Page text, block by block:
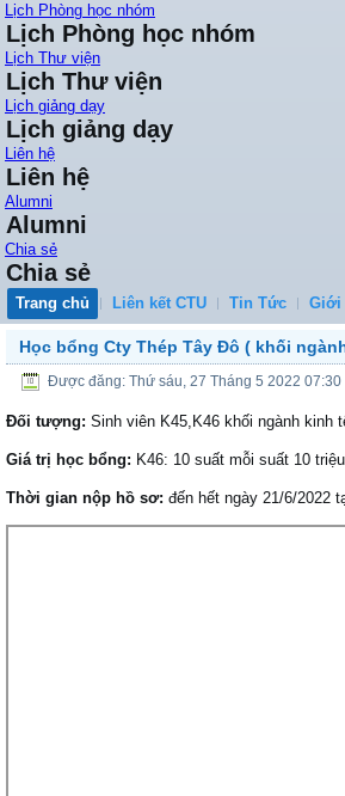
Lịch Phòng học nhóm
Lịch Phòng học nhóm
Lịch Thư viện
Lịch Thư viện
Lịch giảng dạy
Lịch giảng dạy
Liên hệ
Liên hệ
Alumni
Alumni
Chia sẻ
Chia sẻ
Trang chủ Liên kết CTU Tin Tức Giới
Học bổng Cty Thép Tây Đô ( khối
Được đăng: Thứ sáu, 27 Tháng 5 2022 07:30
Đối tượng: Sinh viên K45,K46 khối ngành kinh
Giá trị học bổng: K46: 10 suất mỗi suất 10
Thời gian nộp hồ sơ: đến hết ngày 21/6/2022